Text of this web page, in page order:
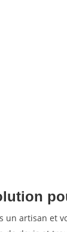
un artisan et